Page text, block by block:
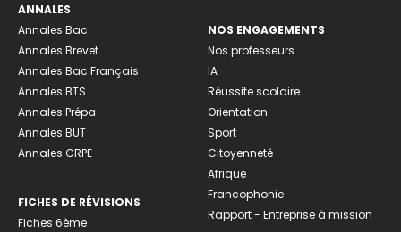
ANNALES
Annales Bac
Annales Brevet
Annales Bac Français
Annales BTS
Annales Prépa
Annales BUT
Annales CRPE
FICHES DE RÉVISIONS
Fiches 6ème
NOS ENGAGEMENTS
Nos professeurs
IA
Réussite scolaire
Orientation
Sport
Citoyenneté
Afrique
Francophonie
Rapport - Entreprise à mission